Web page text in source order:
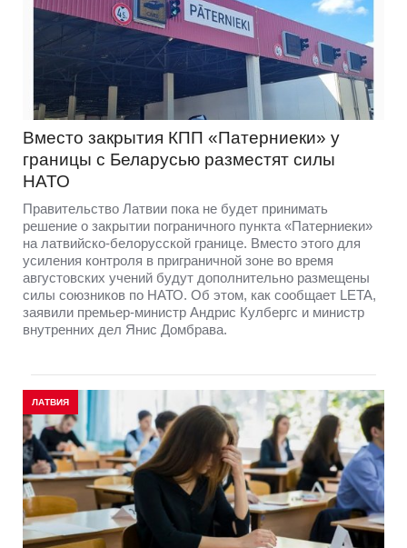
Вместо закрытия КПП «Патерниеки» у
границы с Беларусью разместят силы
НАТО
Правительство Латвии пока не будет принимать
решение о закрытии пограничного пункта «Патерниеки»
на латвийско-белорусской границе. Вместо этого для
усиления контроля в приграничной зоне во время
августовских учений будут дополнительно размещены
силы союзников по НАТО. Об этом, как сообщает LETA,
заявили премьер-министр Андрис Кулбергс и министр
внутренних дел Янис Домбрава.
ЛАТВИЯ